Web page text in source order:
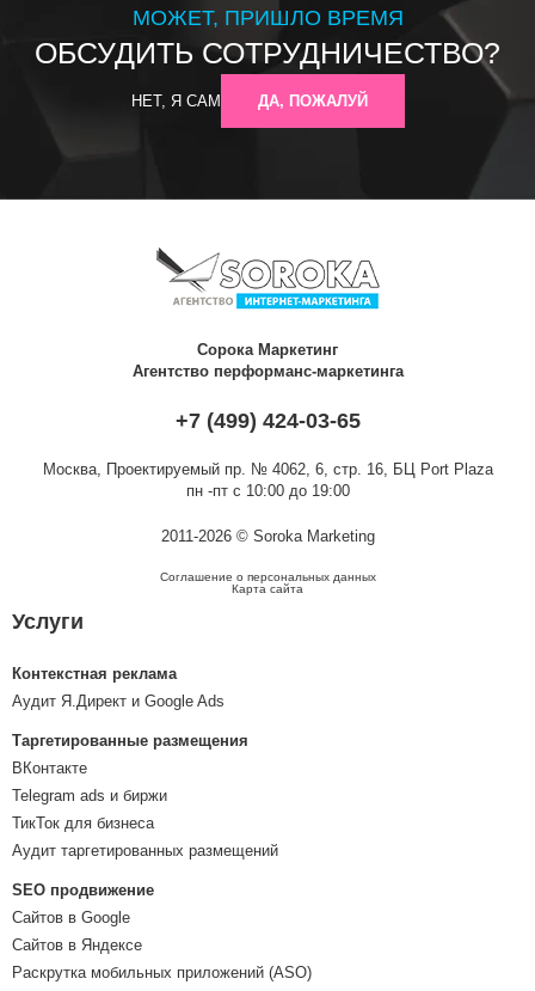
МОЖЕТ, ПРИШЛО ВРЕМЯ
ОБСУДИТЬ СОТРУДНИЧЕСТВО?
НЕТ, Я САМ ДА, ПОЖАЛУЙ
Сорока Маркетинг
Агентство перформанс-маркетинга
+7 (499) 424-03-65
Москва, Проектируемый пр. № 4062, 6, стр. 16, БЦ Port Plaza
пн -пт с 10:00 до 19:00
2011-2026 © Soroka Marketing
Соглашение о персональных данных
Карта сайта
Услуги
Контекстная реклама
Аудит Я.Директ и Google Ads
Таргетированные размещения
ВКонтакте
Telegram ads и биржи
ТикТок для бизнеса
Аудит таргетированных размещений
SEO продвижение
Сайтов в Google
Сайтов в Яндексе
Раскрутка мобильных приложений (ASO)